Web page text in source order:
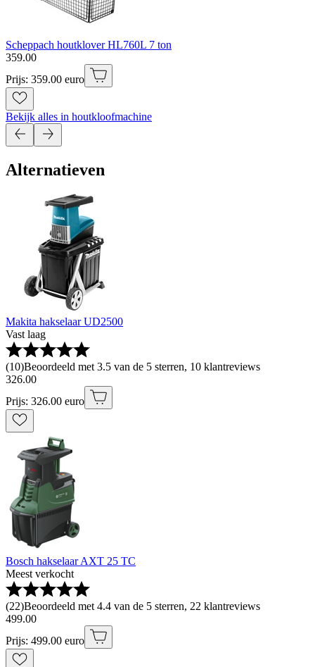
Scheppach houtklover HL760L 7 ton
359.00
Prijs: 359.00 euro
Bekijk alles in houtkloofmachine
Alternatieven
Makita hakselaar UD2500
Vast laag
(10)Beoordeeld met 3.5 van de 5 sterren, 10 klantreviews
326.00
Prijs: 326.00 euro
Bosch hakselaar AXT 25 TC
Meest verkocht
(22)Beoordeeld met 4.4 van de 5 sterren, 22 klantreviews
499.00
Prijs: 499.00 euro